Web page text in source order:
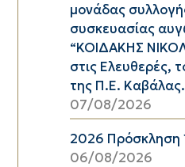
μονάδας
συσκευασίας
“ΚΟΙΔΑΚΗΣ
στις Ελευθερές,
της Π.Ε. Καβάλας.
07/08/2026
2026 Πρόσκληση
06/08/2026